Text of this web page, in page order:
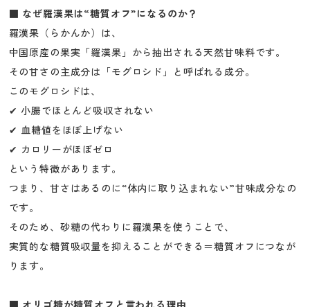
■ なぜ羅漢果は“糖質オフ”になるのか？
羅漢果（らかんか）は、
中国原産の果実「羅漢果」から抽出される天然甘味料です。
その甘さの主成分は「モグロシド」と呼ばれる成分。
このモグロシドは、
✔ 小腸でほとんど吸収されない
✔ 血糖値をほぼ上げない
✔ カロリーがほぼゼロ
という特徴があります。
つまり、甘さはあるのに“体内に取り込まれない”甘味成分なの
です。
そのため、砂糖の代わりに羅漢果を使うことで、
実質的な糖質吸収量を抑えることができる＝糖質オフにつなが
ります。
■ オリゴ糖が糖質オフと言われる理由